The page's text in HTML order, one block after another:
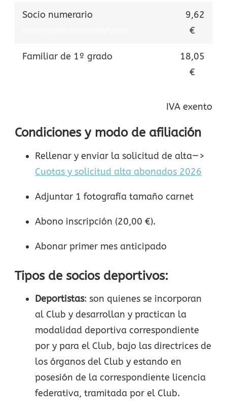
Socio numerario
9,62
€
Familiar de 1º grado
18,05
€
IVA exento
Condiciones y modo de afiliación
Rellenar y enviar la solicitud de alta—>
Cuotas y solicitud alta abonados 2026
Adjuntar 1 fotografía tamaño carnet
Abono inscripción (20,00 €).
Abonar primer mes anticipado
Tipos de socios deportivos:
Deportistas: son quienes se incorporan
al Club y desarrollan y practican la
modalidad deportiva correspondiente
por y para el Club, bajo las directrices de
los órganos del Club y estando en
posesión de la correspondiente licencia
federativa, tramitada por el Club.